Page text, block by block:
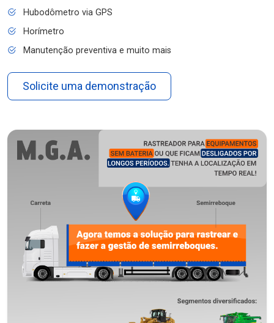
Hubodômetro via GPS
Horímetro
Manutenção preventiva e muito mais
Solicite uma demonstração